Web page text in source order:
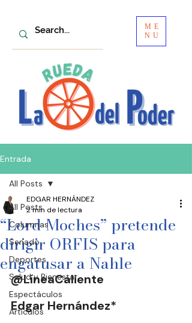
ME
NU
Entrada
All Posts
Columnas
Senado
Deportes
Salud y Bienestar
Espectáculos
Artículos
All Posts
“Lord Moches” pretende
dirigir ORFIS para
engatusar a Nahle
EDGAR HERNÁNDEZ
2 min de lectura
@LíneaCaliente
Edgar Hernández*